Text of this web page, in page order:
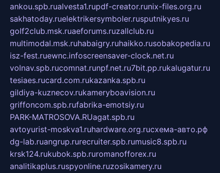
ankou.spb.rualvesta1.rupdf-creator.runix-files.org.ru
sakhatoday.ruelektrikersymboler.rusputnikyes.ru
golf2club.msk.ruaeforums.ruzallclub.ru
multimodal.msk.ruhabaigry.ruhaikko.rusobakopedia.ru
isz-fest.ruewnc.infoscreensaver-clock.net.ru
volnav.spb.rucomnat.runpf.net.ru7bit.pp.rukalugatur.ru
tesiaes.rucard.com.rukazanka.spb.ru
gildiya-kuznecov.rukameryboavision.ru
griffoncom.spb.rufabrika-emotsiy.ru
PARK-MATROSOVA.RUagat.spb.ru
avtoyurist-moskva1.ruhardware.org.ruсхема-авто.рф
dg-lab.ruangrup.rurecruiter.spb.rumusic8.spb.ru
krsk124.rukubok.spb.ruromanofforex.ru
analitikaplus.ruspyonline.ruzosikamery.ru